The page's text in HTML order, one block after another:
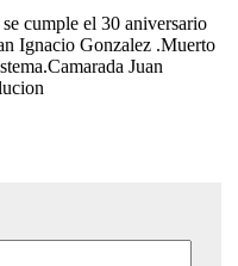
cumple el 30 aniversario
Ignacio Gonzalez .Muerto
Juan